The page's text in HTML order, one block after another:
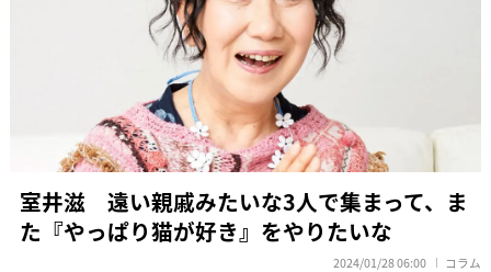
室井滋 遠い親戚みたいな3人で集まって、ま
た『やっぱり猫が好き』をやりたいな
2024/01/28 06:00 コラム